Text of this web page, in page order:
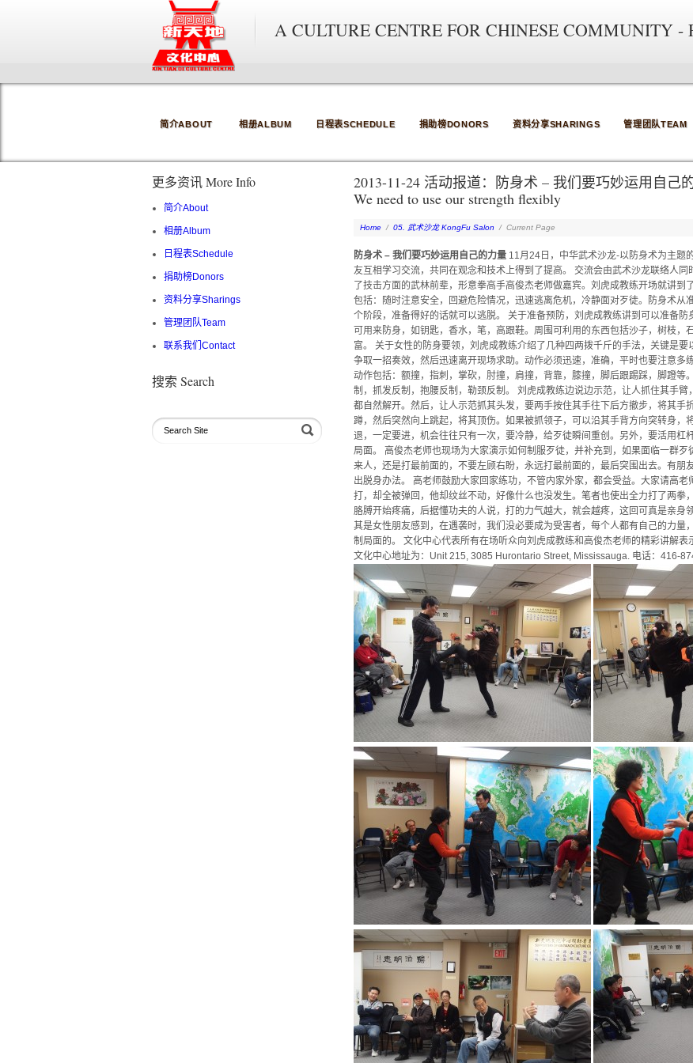
A CULTURE CENTRE FOR CHINESE COMMUNITY -
简介ABOUT 相册ALBUM 日程表SCHEDULE 捐助榜DONORS 资料分享SHARINGS 管理团队TEAM
更多资讯 More Info
简介About
相册Album
日程表Schedule
捐助榜Donors
资料分享Sharings
管理团队Team
联系我们Contact
搜索 Search
2013-11-24 活动报道：防身术 – 我们要巧妙运用自己
We need to use our strength flexibly
Home / 05. 武术沙龙 KongFu Salon / Current Page
防身术 – 我们要巧妙运用自己的力量 11月24日，中华武术沙龙-以防身术为主题
友互相学习交流，共同在观念和技术上得到了提高。 交流会由武术沙龙联络人
了技击方面的武林前辈，形意拳高手高俊杰老师做嘉宾。刘虎成教练开场就讲到
包括：随时注意安全，回避危险情况，迅速逃离危机，冷静面对歹徒。防身术从
个阶段，准备得好的话就可以逃脱。 关于准备预防，刘虎成教练讲到可以准备
可用来防身，如钥匙，香水，笔，高跟鞋。周围可利用的东西包括沙子，树枝
富。 关于女性的防身要领，刘虎成教练介绍了几种四两拨千斤的手法，关键是要
争取一招奏效，然后迅速离开现场求助。动作必须迅速，准确，平时也要注意多
动作包括：额撞，指刺，掌砍，肘撞，肩撞，背靠，膝撞，脚后跟踢踩，脚蹬等
制，抓发反制，抱腰反制，勒颈反制。 刘虎成教练边说边示范，让人抓住其手臂
都自然解开。然后，让人示范抓其头发，要两手按住其手往下后方撤步，将其手
蹲，然后突然向上跳起，将其顶伤。如果被抓领子，可以沿其手背方向突转身，
退，一定要进，机会往往只有一次，要冷静，给歹徒瞬间重创。另外，要活用杠
局面。 高俊杰老师也现场为大家演示如何制服歹徒，并补充到，如果面临一群
来人，还是打最前面的，不要左顾右盼，永远打最前面的，最后突围出去。有朋
出脱身办法。 高老师鼓励大家回家练功，不管内家外家，都会受益。大家请高
打，却全被弹回，他却纹丝不动，好像什么也没发生。笔者也使出全力打了两拳
胳膊开始疼痛，后据懂功夫的人说，打的力气越大，就会越疼，这回可真是亲身
其是女性朋友感到，在遇袭时，我们没必要成为受害者，每个人都有自己的力量
制局面的。 文化中心代表所有在场听众向刘虎成教练和高俊杰老师的精彩讲解表
文化中心地址为：Unit 215, 3085 Hurontario Street, Mississauga. 电话：416-